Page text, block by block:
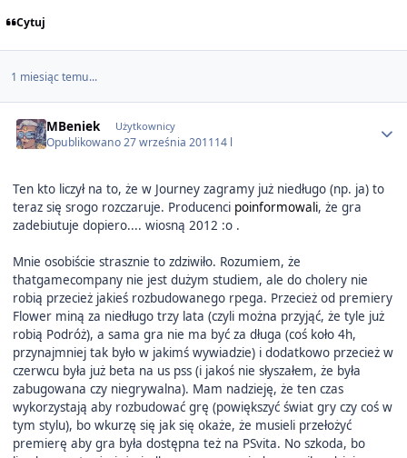
Cytuj
1 miesiąc temu...
MBeniek Użytkownicy
Opublikowano27 września 201114 l
Ten kto liczył na to, że w Journey zagramy już niedługo (np. ja) to
teraz się srogo rozczaruje. Producenci poinformowali, że gra
zadebiutuje dopiero.... wiosną 2012 :o .
Mnie osobiście strasznie to zdziwiło. Rozumiem, że
thatgamecompany nie jest dużym studiem, ale do cholery nie
robią przecież jakieś rozbudowanego rpega. Przecież od premiery
Flower miną za niedługo trzy lata (czyli można przyjąć, że tyle już
robią Podróż), a sama gra nie ma być za długa (coś koło 4h,
przynajmniej tak było w jakimś wywiadzie) i dodatkowo przecież w
czerwcu była już beta na us pss (i jakoś nie słyszałem, że była
zabugowana czy niegrywalna). Mam nadzieję, że ten czas
wykorzystają aby rozbudować grę (powiększyć świat gry czy coś w
tym stylu), bo wkurzę się jak się okaże, że musieli przełożyć
premierę aby gra była dostępna też na PSvita. No szkoda, bo